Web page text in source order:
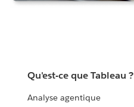
Qu'est-ce que Tableau ?
Analyse agentique